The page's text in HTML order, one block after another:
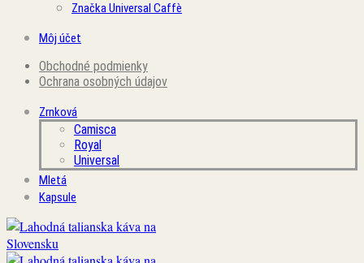
Značka Universal Caffè
Môj účet
Obchodné podmienky
Ochrana osobných údajov
Zrnková
Camisca
Royal
Universal
Mletá
Kapsule